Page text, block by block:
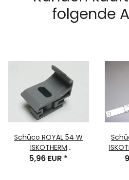
folgende
Schüco ROYAL 54 W
ISKOTHERM
ENTLASTUNGSLAGER
5,96 EUR *